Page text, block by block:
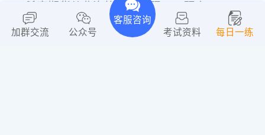
希赛期货从业资格考试刷题APP题库
2026备考期货从业的学习APP
加群交流 公众号
客服咨询
考试资料
每日一练